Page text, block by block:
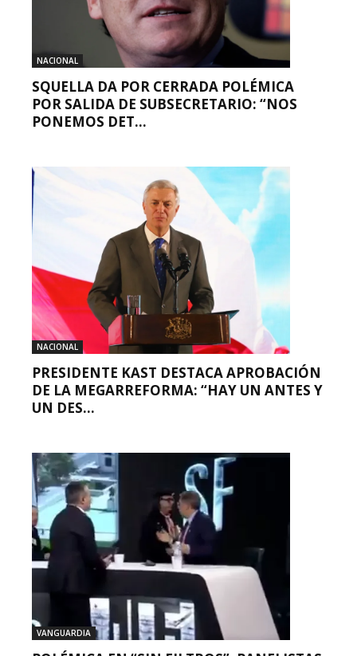
NACIONAL
SQUELLA DA POR CERRADA POLÉMICA
POR SALIDA DE SUBSECRETARIO: “NOS
PONEMOS DET...
NACIONAL
PRESIDENTE KAST DESTACA APROBACIÓN
DE LA MEGARREFORMA: “HAY UN ANTES Y
UN DES...
VANGUARDIA